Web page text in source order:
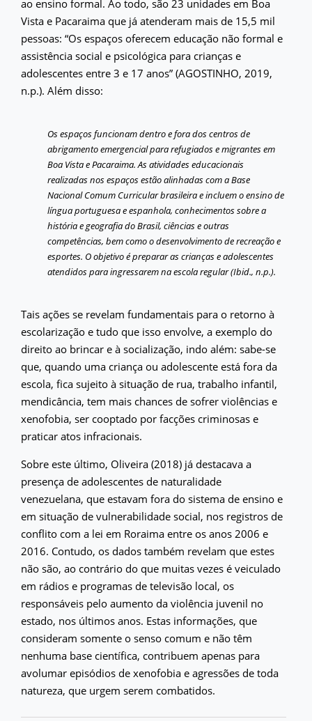
ao ensino formal. Ao todo, são 23 unidades em Boa
Vista e Pacaraima que já atenderam mais de 15,5 mil
pessoas: “Os espaços oferecem educação não formal e
assistência social e psicológica para crianças e
adolescentes entre 3 e 17 anos” (AGOSTINHO, 2019,
n.p.). Além disso:
Os espaços funcionam dentro e fora dos centros de
abrigamento emergencial para refugiados e migrantes em
Boa Vista e Pacaraima. As atividades educacionais
realizadas nos espaços estão alinhadas com a Base
Nacional Comum Curricular brasileira e incluem o ensino de
língua portuguesa e espanhola, conhecimentos sobre a
história e geografia do Brasil, ciências e outras
competências, bem como o desenvolvimento de recreação e
esportes. O objetivo é preparar as crianças e adolescentes
atendidos para ingressarem na escola regular (Ibid., n.p.).
Tais ações se revelam fundamentais para o retorno à
escolarização e tudo que isso envolve, a exemplo do
direito ao brincar e à socialização, indo além: sabe-se
que, quando uma criança ou adolescente está fora da
escola, fica sujeito à situação de rua, trabalho infantil,
mendicância, tem mais chances de sofrer violências e
xenofobia, ser cooptado por facções criminosas e
praticar atos infracionais.
Sobre este último, Oliveira (2018) já destacava a
presença de adolescentes de naturalidade
venezuelana, que estavam fora do sistema de ensino e
em situação de vulnerabilidade social, nos registros de
conflito com a lei em Roraima entre os anos 2006 e
2016. Contudo, os dados também revelam que estes
não são, ao contrário do que muitas vezes é veiculado
em rádios e programas de televisão local, os
responsáveis pelo aumento da violência juvenil no
estado, nos últimos anos. Estas informações, que
consideram somente o senso comum e não têm
nenhuma base científica, contribuem apenas para
avolumar episódios de xenofobia e agressões de toda
natureza, que urgem serem combatidos.